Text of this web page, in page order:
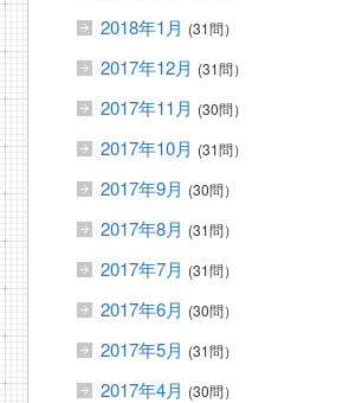
2018年1月 (31問）
2017年12月 (31問）
2017年11月 (30問）
2017年10月 (31問）
2017年9月 (30問）
2017年8月 (31問）
2017年7月 (31問）
2017年6月 (30問）
2017年5月 (31問）
2017年4月 (30問）